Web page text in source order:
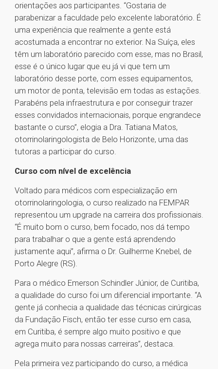
orientações aos participantes. “Gostaria de
parabenizar a faculdade pelo excelente laboratório. É
uma experiência que realmente a gente está
acostumada a encontrar no exterior. Na Suíça, eles
têm um laboratório parecido com esse, mas no Brasil,
esse é o único lugar que eu já vi que tem um
laboratório desse porte, com esses equipamentos,
um motor de ponta, televisão em todas as estações.
Parabéns pela infraestrutura e por conseguir trazer
esses convidados internacionais, porque engrandece
bastante o curso”, elogia a Dra. Tatiana Matos,
otorrinolaringologista de Belo Horizonte, uma das
tutoras a participar do curso.
Curso com nível de excelência
Voltado para médicos com especialização em
otorrinolaringologia, o curso realizado na FEMPAR
representou um upgrade na carreira dos profissionais.
“É muito bom o curso, bem focado, nos dá tempo
para trabalhar o que a gente está aprendendo
justamente aqui”, afirma o Dr. Guilherme Knebel, de
Porto Alegre (RS).
Para o médico Emerson Schindler Júnior, de Curitiba,
a qualidade do curso foi um diferencial importante. “A
gente já conhecia a qualidade das técnicas cirúrgicas
da Fundação Fisch, então ter esse curso em casa,
em Curitiba, é sempre algo muito positivo e que
agrega muito para nossas carreiras”, destaca.
Pela primeira vez participando do curso, a médica